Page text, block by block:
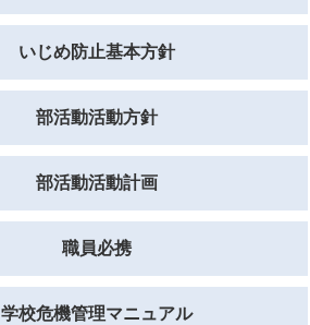
いじめ防止基本方針
部活動活動方針
部活動活動計画
職員必携
学校危機管理マニュアル